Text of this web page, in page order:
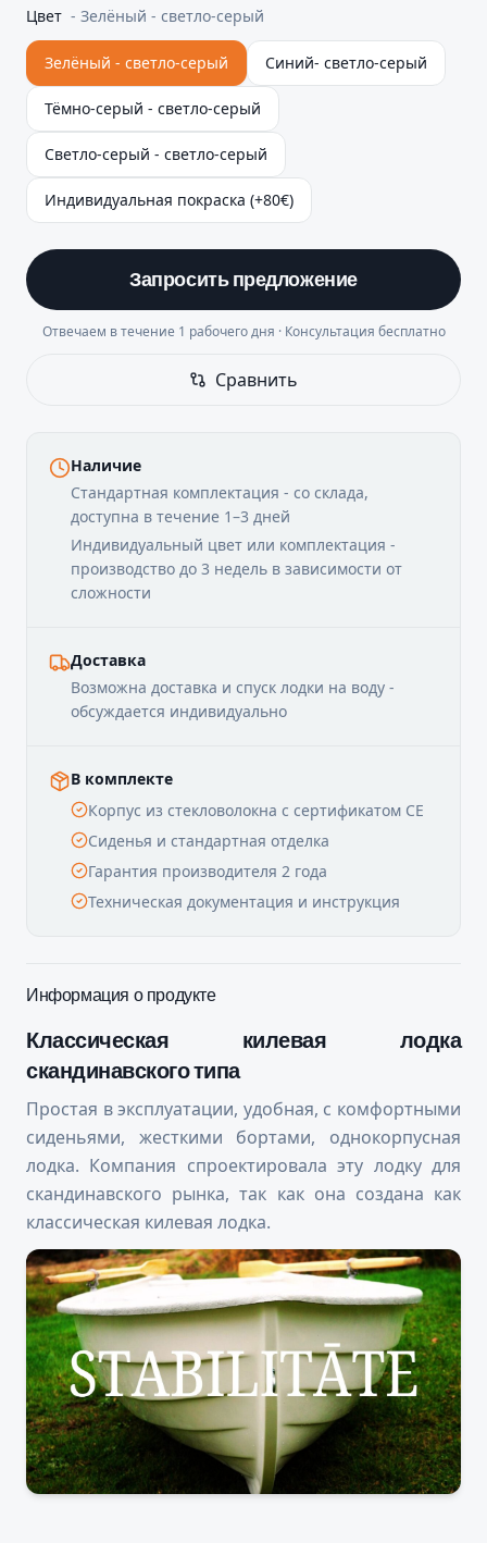
Цвет - Зелёный - светло-серый
Зелёный - светло-серый Синий- светло-серый
Тёмно-серый - светло-серый
Светло-серый - светло-серый
Индивидуальная покраска (+80€)
Запросить предложение
Отвечаем в течение 1 рабочего дня · Консультация бесплатно
Сравнить
Наличие
Стандартная комплектация - со склада,
доступна в течение 1–3 дней
Индивидуальный цвет или комплектация -
производство до 3 недель в зависимости от
сложности
Доставка
Возможна доставка и спуск лодки на воду -
обсуждается индивидуально
В комплекте
Корпус из стекловолокна с сертификатом CE
Сиденья и стандартная отделка
Гарантия производителя 2 года
Техническая документация и инструкция
Информация о продукте
Классическая килевая лодка
скандинавского типа
Простая в эксплуатации, удобная, с комфортными
сиденьями, жесткими бортами, однокорпусная
лодка. Компания спроектировала эту лодку для
скандинавского рынка, так как она создана как
классическая килевая лодка.